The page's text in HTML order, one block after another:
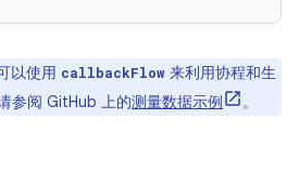
以使用 callbackFlow 来利用协程和生
参阅 GitHub 上的测量数据示例 。